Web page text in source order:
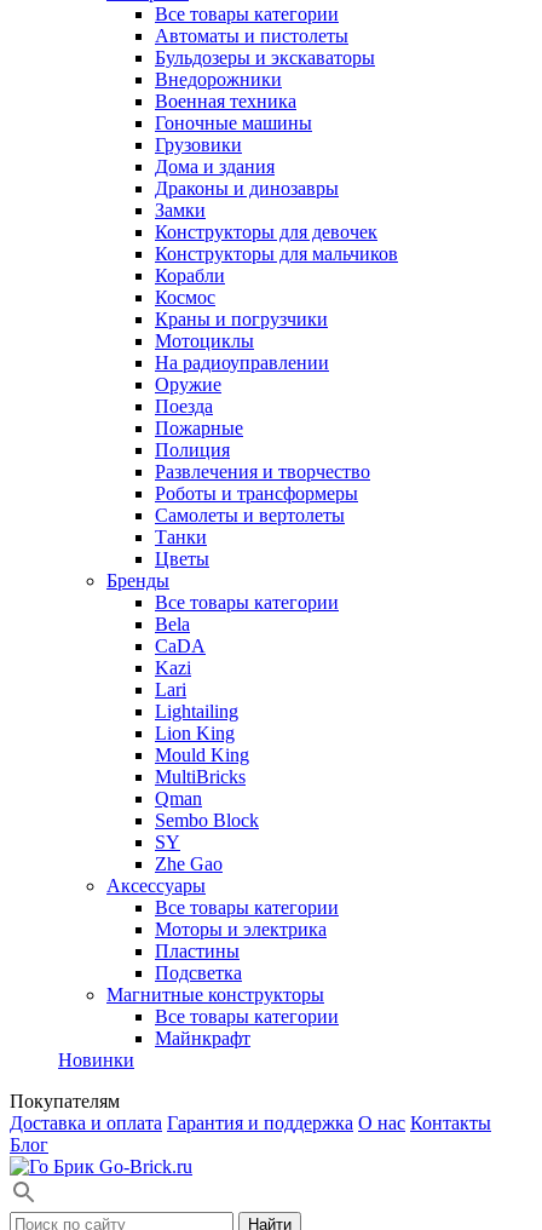
Все товары категории
Автоматы и пистолеты
Бульдозеры и экскаваторы
Внедорожники
Военная техника
Гоночные машины
Грузовики
Дома и здания
Драконы и динозавры
Замки
Конструкторы для девочек
Конструкторы для мальчиков
Корабли
Космос
Краны и погрузчики
Мотоциклы
На радиоуправлении
Оружие
Поезда
Пожарные
Полиция
Развлечения и творчество
Роботы и трансформеры
Самолеты и вертолеты
Танки
Цветы
Бренды
Все товары категории
Bela
CaDA
Kazi
Lari
Lightailing
Lion King
Mould King
MultiBricks
Qman
Sembo Block
SY
Zhe Gao
Аксессуары
Все товары категории
Моторы и электрика
Пластины
Подсветка
Магнитные конструкторы
Все товары категории
Майнкрафт
Новинки
Покупателям
Доставка и оплата Гарантия и поддержка О нас Контакты
Блог
Go-Brick.ru